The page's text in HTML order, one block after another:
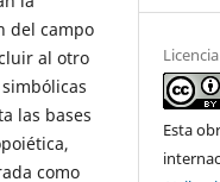
del campo
al otro
las bases
como
Licencia
Esta